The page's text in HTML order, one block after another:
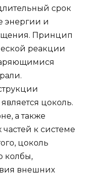
срок
энергии и
Принцип
реакции
цоколь.
а также
к системе
цоколь
колбы,
внешних